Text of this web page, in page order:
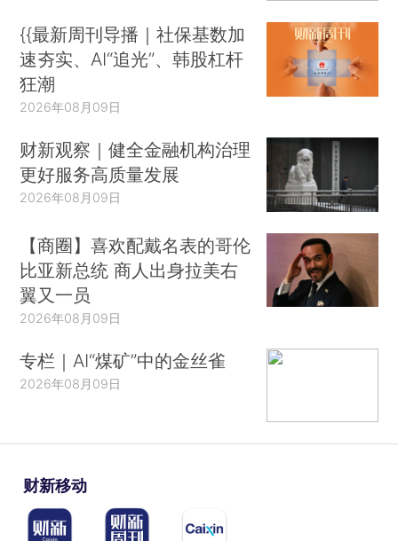
{{最新周刊导播｜社保基数加
速夯实、AI“追光”、韩股杠杆
狂潮
2026年08月09日
财新观察｜健全金融机构治理
更好服务高质量发展
2026年08月09日
【商圈】喜欢配戴名表的哥伦
比亚新总统 商人出身拉美右
翼又一员
2026年08月09日
专栏｜AI“煤矿”中的金丝雀
2026年08月09日
财新移动